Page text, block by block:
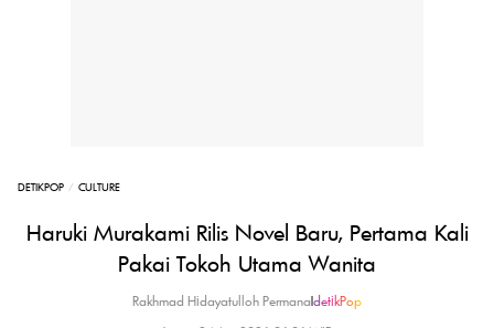
DETIKPOP CULTURE
Haruki Murakami Rilis Novel Baru, Pertama Kali
Pakai Tokoh Utama Wanita
Rakhmad Hidayatulloh Permana|detikPop